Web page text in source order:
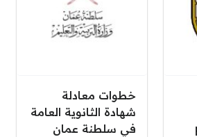
خطوات معادلة
شهادة الثانوية العامة
في سلطنة عمان